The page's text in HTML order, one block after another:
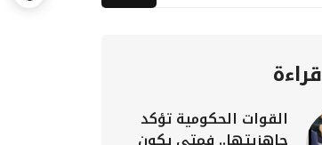
القوات الحكومية تؤكد